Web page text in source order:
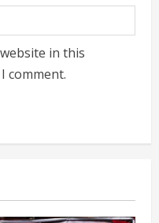
in this
comment.